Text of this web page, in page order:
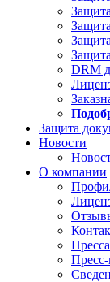
DRM
Защита
Новости
О компании